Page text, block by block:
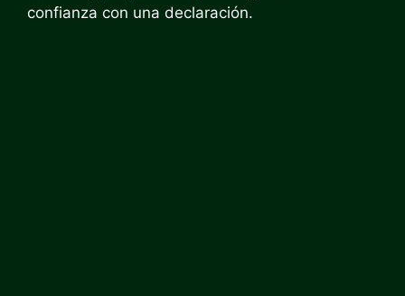
confianza con una declaración.